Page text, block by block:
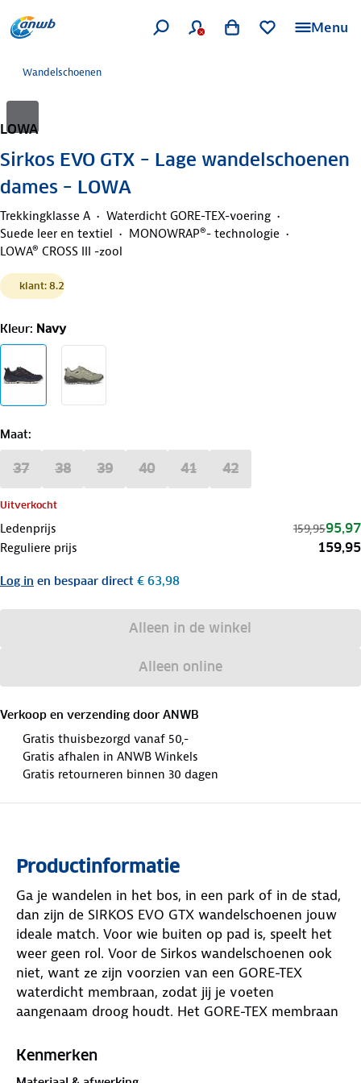
Menu
Wandelschoenen
LOWA
Sirkos EVO GTX – Lage wandelschoenen
dames – LOWA
Trekkingklasse A
Waterdicht GORE-TEX-voering
Suede leer en textiel
MONOWRAP®- technologie
LOWA® CROSS III -zool
klant: 8.2
Kleur: Navy
Maat:
37 38 39 40 41 42
Uitverkocht
Ledenprijs 159,9595,97
Reguliere prijs 159,95
Log in en bespaar direct € 63,98
Alleen in de winkel
Alleen online
Verkoop en verzending door ANWB
Gratis thuisbezorgd vanaf 50,-
Gratis afhalen in ANWB Winkels
Gratis retourneren binnen 30 dagen
Productinformatie
Ga je wandelen in het bos, in een park of in de stad,
dan zijn de SIRKOS EVO GTX wandelschoenen jouw
ideale match. Voor wie buiten op pad is, speelt het
weer geen rol. Voor de Sirkos wandelschoenen ook
niet, want ze zijn voorzien van een GORE-TEX
waterdicht membraan, zodat jij je voeten
aangenaam droog houdt. Het GORE-TEX membraan
vermogen en zorgt voor een aangenaam comfort,
Kenmerken